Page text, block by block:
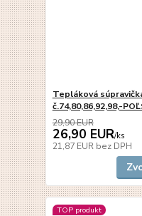
Tepláková
č.74,80,86,92,98,-
29,90 EUR
26,90 EUR/ks
21,87 EUR bez DPH
TOP produkt